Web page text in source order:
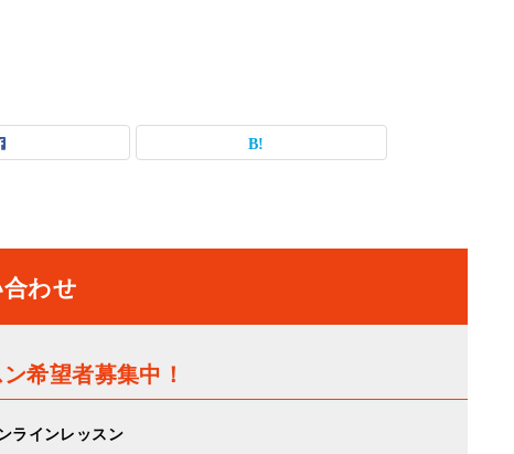
わせ
希望者募集中！
ラインレッスン